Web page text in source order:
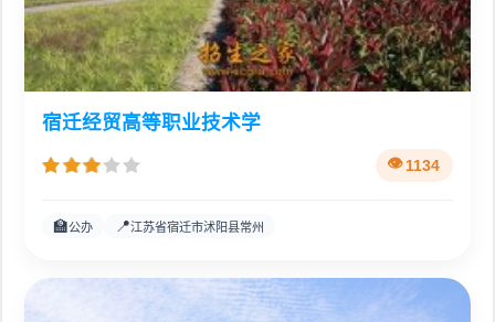
宿迁经贸高等职业技术学
1134
🏫公办 📍江苏省宿迁市沭阳县常州